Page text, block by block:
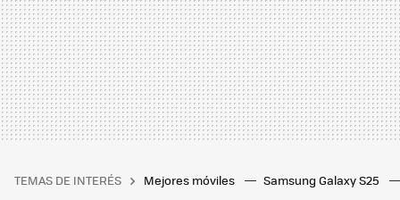
TEMAS DE INTERÉS Mejores móviles Samsung Galaxy S25